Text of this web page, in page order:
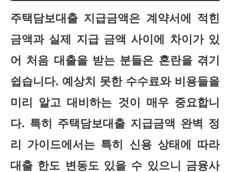
주택담보대출 지급금액은 계약서에 적힌
금액과 실제 지급 금액 사이에 차이가 있
어 처음 대출을 받는 분들은 혼란을 겪기
쉽습니다. 예상치 못한 수수료와 비용들을
미리 알고 대비하는 것이 매우 중요합니
다. 특히 주택담보대출 지급금액 완벽 정
리 가이드에서는 특히 신용 상태에 따라
대출 한도 변동도 있을 수 있으니 금융사